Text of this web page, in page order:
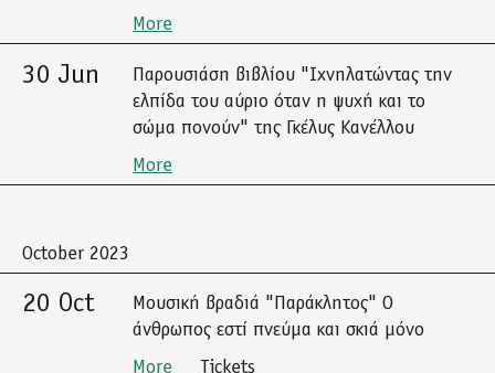
More
30 Jun
Παρουσιάση βιβλίου "Ιχνηλατώντας την
ελπίδα του αύριο όταν η ψυχή και το
σώμα πονούν" της Γκέλυς Κανέλλου
More
October 2023
20 Oct
Μουσική βραδιά "Παράκλητος" Ο
άνθρωπος εστί πνεύμα και σκιά μόνο
More
Tickets